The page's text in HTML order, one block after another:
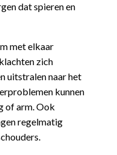
dat spieren en
met elkaar
zich
uitstralen naar het
kunnen
of arm. Ook
regelmatig